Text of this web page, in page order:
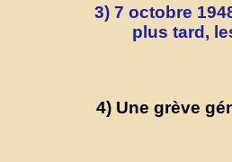
3) 7 octobre
plus tard,
4) Une grève